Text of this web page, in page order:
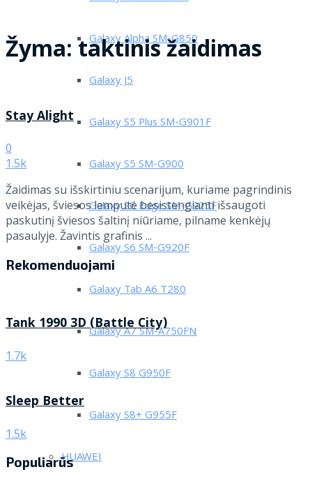
Galaxy Alpha SM-G850
Galaxy J5
Galaxy S5 Plus SM-G901F
Galaxy S5 SM-G900
Galaxy S6 Edge SM-G925F
Galaxy S6 SM-G920F
Galaxy Tab A6 T280
Galaxy A7 SM-A750FN
Galaxy S8 G950F
Galaxy S8+ G955F
HUAWEI
Žyma:taktinis žaidimas
Stay Alight
0
1.5k
Žaidimas su išskirtiniu scenarijum, kuriame pagrindinis
veikėjas, šviesos lemputė besistengianti išsaugoti
paskutinį šviesos šaltinį niūriame, pilname kenkėjų
pasaulyje. Žavintis grafinis ...
Rekomenduojami
Tank 1990 3D (Battle City)
1.7k
Sleep Better
1.5k
Populiarūs